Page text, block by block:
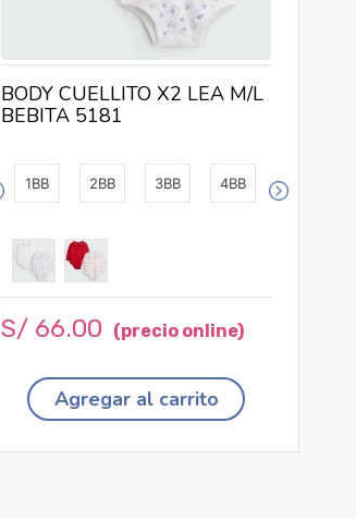
1BB 2BB 3BB 4BB
BODY CUELLITO X2 LEA M/L
BEBITA 5181
S/ 66.00
Agregar al carrito